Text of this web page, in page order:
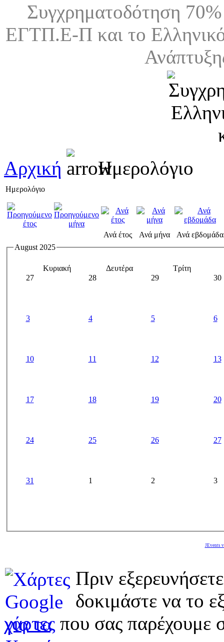
Συγχρηματοδότηση
ΕΓΤΠ.Ε-Π και το
Αρχική Ημερολόγιο
Ημερολόγιο
Ανά έτος Ανά μήνα
Ανά εβδομάδα
August 2025
Κυριακή Δευτέρα
Τρίτη
27
28 29 30
3 4 5 6
10 11 12 13
17 18 19 20
24 25 26 27
31 1 2 3
JEvents
Πριν
δοκιμάστε να το
χάρτες που σας παρέχουμε